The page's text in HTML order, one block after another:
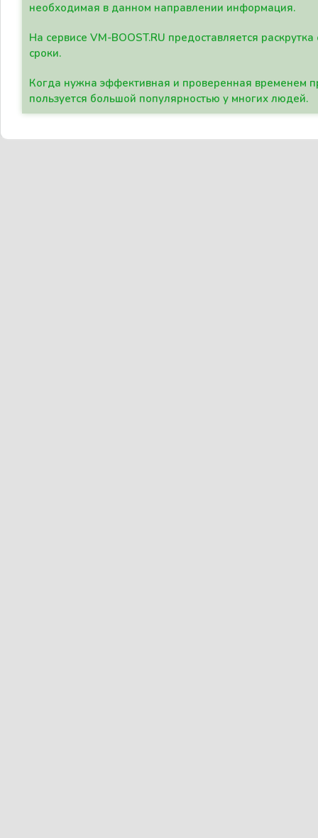
необходимая в данном направлении информация.
На сервисе VM-BOOST.RU предоставляется
сроки.
Когда нужна эффективная и проверенная временем
пользуется большой популярностью у многих людей.